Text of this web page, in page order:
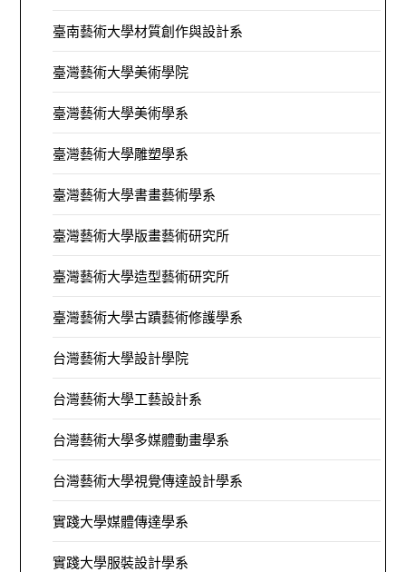
臺南藝術大學材質創作與設計系
臺灣藝術大學美術學院
臺灣藝術大學美術學系
臺灣藝術大學雕塑學系
臺灣藝術大學書畫藝術學系
臺灣藝術大學版畫藝術研究所
臺灣藝術大學造型藝術研究所
臺灣藝術大學古蹟藝術修護學系
台灣藝術大學設計學院
台灣藝術大學工藝設計系
台灣藝術大學多媒體動畫學系
台灣藝術大學視覺傳達設計學系
實踐大學媒體傳達學系
實踐大學服裝設計學系